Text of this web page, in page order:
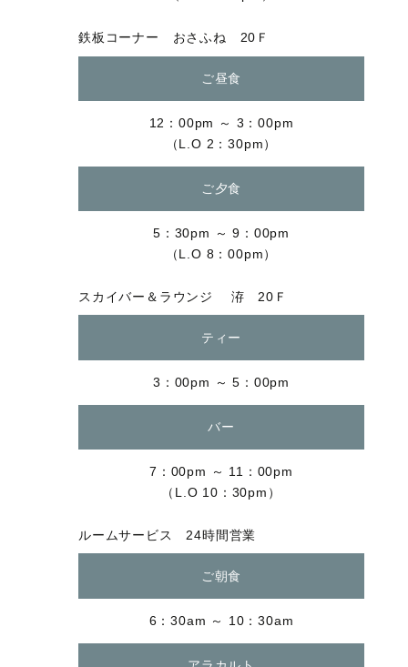
鉄板コーナー おさふね 20Ｆ
ご昼食
12：00pm ～ 3：00pm
（L.O 2：30pm）
ご夕食
5：30pm ～ 9：00pm
（L.O 8：00pm）
スカイバー＆ラウンジ 洊 20Ｆ
ティー
3：00pm ～ 5：00pm
バー
7：00pm ～ 11：00pm
（L.O 10：30pm）
ルームサービス 24時間営業
ご朝食
6：30am ～ 10：30am